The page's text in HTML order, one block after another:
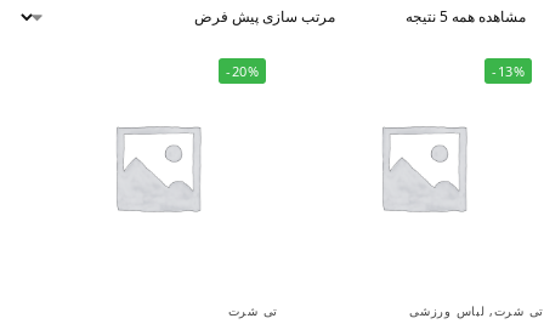
مشاهده همه 5 نتیجه
-13%
تی شرت, لباس ورزشی
-20%
تی شرت